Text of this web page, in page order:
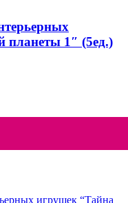
планеты 1″ (5ед.)